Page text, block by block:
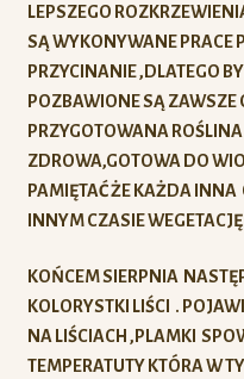
LEPSZEGO
SĄ WYKONYWANE PRACE
PRZYCINANIE ,DLATEGO
POZBAWIONE SĄ ZAWSZE
PRZYGOTOWANA
ZDROWA,GOTOWA DO
PAMIĘTAĆ ŻE KAŻDA
INNYM CZASIE
KOŃCEM SIERPNIA
KOLORYSTKI LIŚCI .
NA LIŚCIACH ,PLAMKI
TEMPERATUTY KTÓRA W